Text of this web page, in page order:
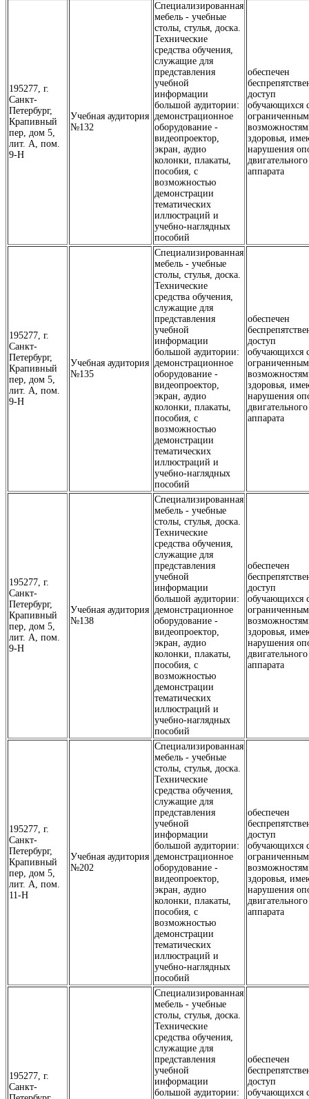
195277, г.
Санкт-
Петербург,
Крапивный
пер, дом 5,
лит. А, пом.
9-Н
Учебная аудитория
№132
Специализированная
мебель - учебные
столы, стулья, доска.
Технические
средства обучения,
служащие для
представления
учебной
информации
большой аудитории:
демонстрационное
оборудование -
видеопроектор,
экран, аудио
колонки, плакаты,
пособия, с
возможностью
демонстрации
тематических
иллюстраций и
учебно-наглядных
пособий
обеспечен
доступ
обучающихся
здоровья,
нарушения
двигательного
аппарата
195277, г.
Санкт-
Петербург,
Крапивный
пер, дом 5,
лит. А, пом.
9-Н
Учебная аудитория
№135
Специализированная
мебель - учебные
столы, стулья, доска.
Технические
средства обучения,
служащие для
представления
учебной
информации
большой аудитории:
демонстрационное
оборудование -
видеопроектор,
экран, аудио
колонки, плакаты,
пособия, с
возможностью
демонстрации
тематических
иллюстраций и
учебно-наглядных
пособий
обеспечен
доступ
обучающихся
здоровья,
нарушения
двигательного
аппарата
195277, г.
Санкт-
Петербург,
Крапивный
пер, дом 5,
лит. А, пом.
9-Н
Учебная аудитория
№138
Специализированная
мебель - учебные
столы, стулья, доска.
Технические
средства обучения,
служащие для
представления
учебной
информации
большой аудитории:
демонстрационное
оборудование -
видеопроектор,
экран, аудио
колонки, плакаты,
пособия, с
возможностью
демонстрации
тематических
иллюстраций и
учебно-наглядных
пособий
обеспечен
доступ
обучающихся
здоровья,
нарушения
двигательного
аппарата
195277, г.
Санкт-
Петербург,
Крапивный
пер, дом 5,
лит. А, пом.
11-Н
Учебная аудитория
№202
Специализированная
мебель - учебные
столы, стулья, доска.
Технические
средства обучения,
служащие для
представления
учебной
информации
большой аудитории:
демонстрационное
оборудование -
видеопроектор,
экран, аудио
колонки, плакаты,
пособия, с
возможностью
демонстрации
тематических
иллюстраций и
учебно-наглядных
пособий
обеспечен
доступ
обучающихся
здоровья,
нарушения
двигательного
аппарата
195277, г.
Санкт-
Специализированная
мебель - учебные
столы, стулья, доска.
Технические
средства обучения,
служащие для
представления
учебной
информации
большой аудитории:
обеспечен
доступ
обучающихся